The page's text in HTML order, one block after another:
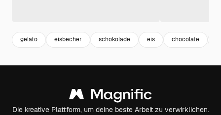
gelato eisbecher schokolade eis chocolate
Die kreative Plattform, um deine beste Arbeit zu verwirklichen.